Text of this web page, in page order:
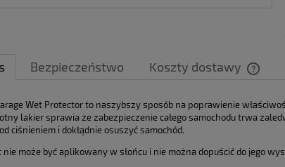
Bezpieczeństwo Koszty dostawy
Cena
Wet Protector to naszybszy sposób na poprawienie
lakier sprawia że zabezpieczenie całego samochodu trwa
ciśnieniem i dokłądnie osuszyć samochód.
nie może być aplikowany w słońcu i nie można dopuścić do jego